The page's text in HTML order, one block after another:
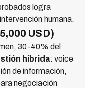
logra
humana.
USD)
30-40% del
híbrida: voice
de información,
negociación